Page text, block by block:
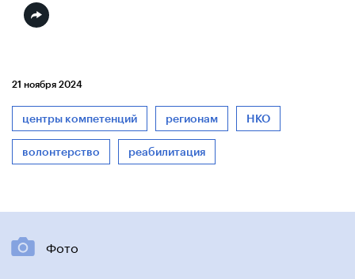
21 ноября 2024
центры компетенций регионам НКО
волонтерство реабилитация
Фото